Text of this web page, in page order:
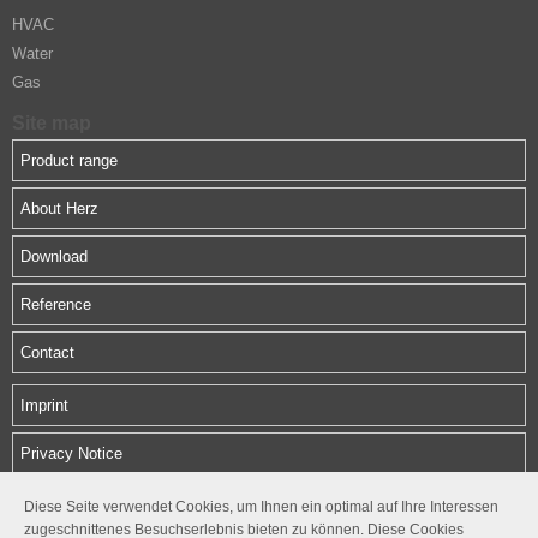
Diese Seite verwendet Cookies, um Ihnen ein optimal auf Ihre Interessen
zugeschnittenes Besuchserlebnis bieten zu können. Diese Cookies
HVAC
Water
Gas
Product range
About Herz
Download
Reference
Contact
Imprint
Privacy Notice
HERZ Middle East FZE